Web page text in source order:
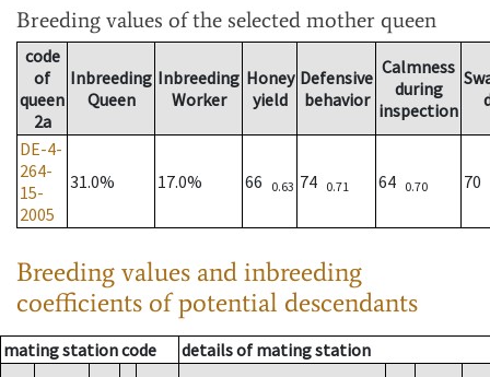
Breeding values of the selected mother queen
code
of
queen
2a
Inbreeding
Queen
Inbreeding
Worker
Honey
yield
Defensive
behavior
Calmness
during
inspection
DE-4-
264-
15-
2005
31.0% 17.0% 66 0.63 74 0.71 64 0.70 70
Breeding values and inbreeding
coefficients of potential descendants
mating station code details of mating station